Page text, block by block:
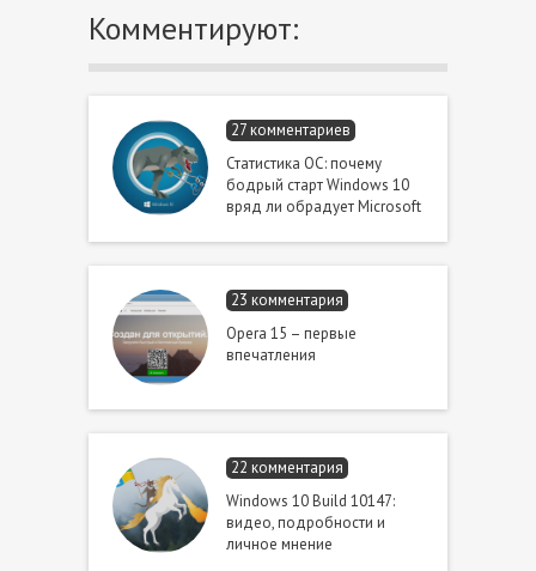
Комментируют:
27 комментариев
Статистика ОС: почему
бодрый старт Windows 10
вряд ли обрадует Microsoft
23 комментария
Opera 15 – первые
впечатления
22 комментария
Windows 10 Build 10147:
видео, подробности и
личное мнение